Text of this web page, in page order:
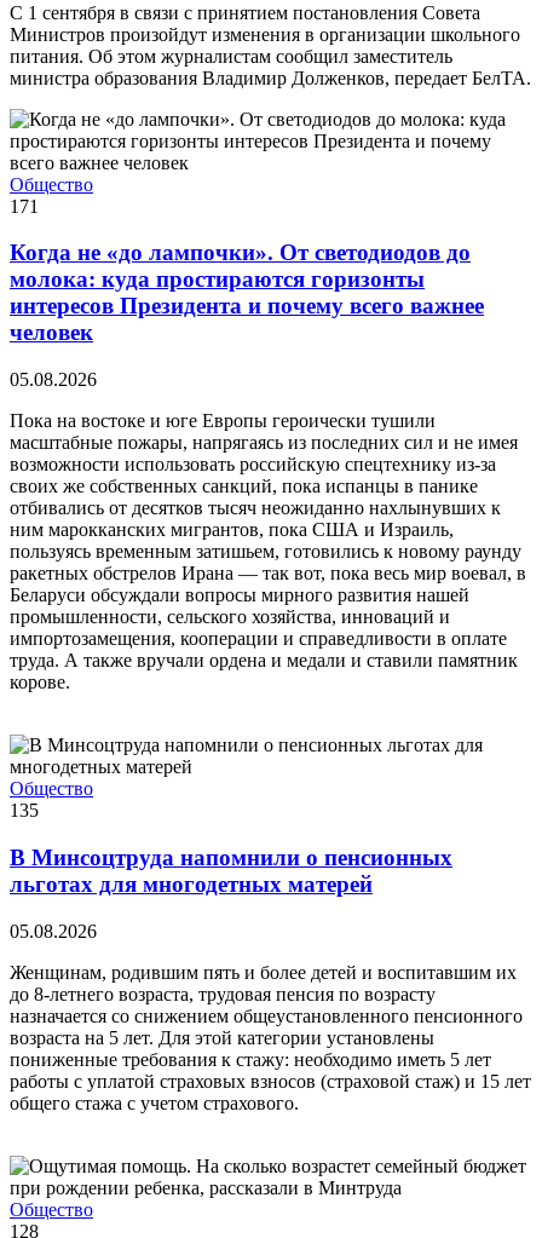
С 1 сентября в связи с принятием постановления Совета
Министров произойдут изменения в организации школьного
питания. Об этом журналистам сообщил заместитель
министра образования Владимир Долженков, передает БелТА.
Общество
171
Когда не «до лампочки». От светодиодов до
молока: куда простираются горизонты
интересов Президента и почему всего важнее
человек
05.08.2026
Пока на востоке и юге Европы героически тушили
масштабные пожары, напрягаясь из последних сил и не имея
возможности использовать российскую спецтехнику из-за
своих же собственных санкций, пока испанцы в панике
отбивались от десятков тысяч неожиданно нахлынувших к
ним марокканских мигрантов, пока США и Израиль,
пользуясь временным затишьем, готовились к новому раунду
ракетных обстрелов Ирана — так вот, пока весь мир воевал, в
Беларуси обсуждали вопросы мирного развития нашей
промышленности, сельского хозяйства, инноваций и
импортозамещения, кооперации и справедливости в оплате
труда. А также вручали ордена и медали и ставили памятник
корове.
Общество
135
В Минсоцтруда напомнили о пенсионных
льготах для многодетных матерей
05.08.2026
Женщинам, родившим пять и более детей и воспитавшим их
до 8-летнего возраста, трудовая пенсия по возрасту
назначается со снижением общеустановленного пенсионного
возраста на 5 лет. Для этой категории установлены
пониженные требования к стажу: необходимо иметь 5 лет
работы с уплатой страховых взносов (страховой стаж) и 15 лет
общего стажа с учетом страхового.
Общество
128